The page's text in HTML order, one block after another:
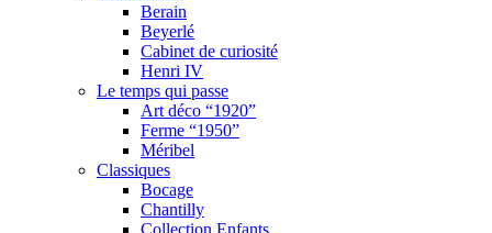
Berain
Beyerlé
Cabinet de curiosité
Henri IV
Le temps qui passe
Art déco “1920”
Ferme “1950”
Méribel
Classiques
Bocage
Chantilly
Collection Enfants